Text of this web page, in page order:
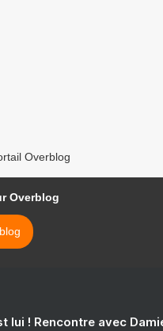
Overblog
Overblog
lui ! Rencontre avec